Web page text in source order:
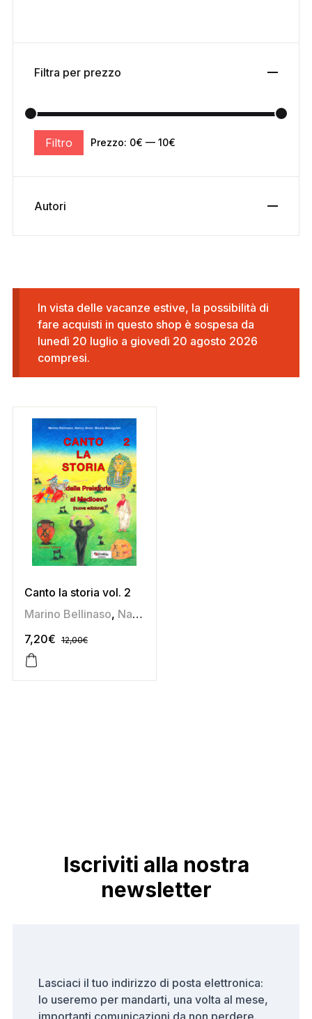
In vista delle vacanze estive, la possibilità di
fare acquisti in questo shop è sospesa da
lunedì 20 luglio a giovedì 20 agosto 2026
compresi.
Canto la storia vol. 2
Marino Bellinaso, Nancy Giolo
7,20€ 12,00€
Filtra per prezzo
Filtro Prezzo: 0€ — 10€
Autori
Iscriviti alla nostra
newsletter
Lasciaci il tuo indirizzo di posta elettronica:
lo useremo per mandarti, una volta al mese,